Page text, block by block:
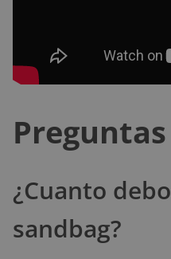
¿Cuanto
sandbag?